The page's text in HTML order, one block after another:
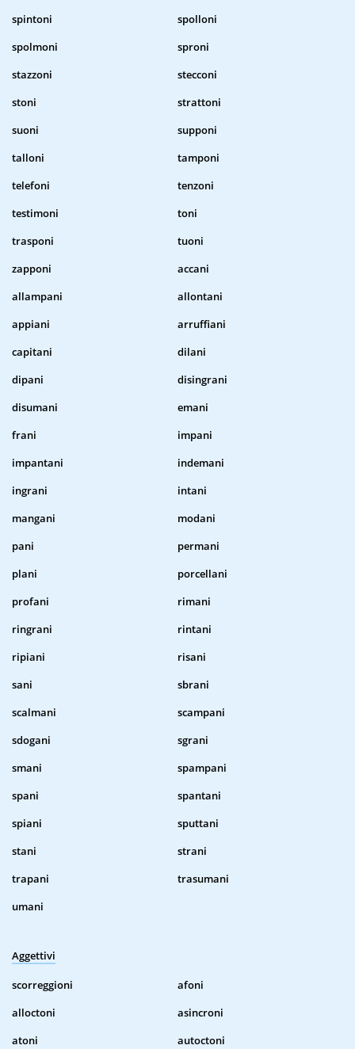
spintoni
spolloni
spolmoni
sproni
stazzoni
stecconi
stoni
strattoni
suoni
supponi
talloni
tamponi
telefoni
tenzoni
testimoni
toni
trasponi
tuoni
zapponi
accani
allampani
allontani
appiani
arruffiani
capitani
dilani
dipani
disingrani
disumani
emani
frani
impani
impantani
indemani
ingrani
intani
mangani
modani
pani
permani
plani
porcellani
profani
rimani
ringrani
rintani
ripiani
risani
sani
sbrani
scalmani
scampani
sdogani
sgrani
smani
spampani
spani
spantani
spiani
sputtani
stani
strani
trapani
trasumani
umani
Aggettivi
scorreggioni
afoni
alloctoni
asincroni
atoni
autoctoni